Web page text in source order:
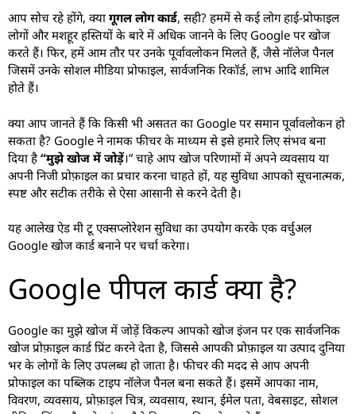
आप सोच रहे होंगे, क्या गूगल लोग कार्ड, सही? हममें से कई लोग हाई-प्रोफाइल
लोगों और मशहूर हस्तियों के बारे में अधिक जानने के लिए Google पर खोज
करते हैं। फिर, हमें आम तौर पर उनके पूर्वावलोकन मिलते हैं, जैसे नॉलेज पैनल
जिसमें उनके सोशल मीडिया प्रोफाइल, सार्वजनिक रिकॉर्ड, लाभ आदि शामिल
होते हैं।
क्या आप जानते हैं कि किसी भी असतत का Google पर समान पूर्वावलोकन हो
सकता है? Google ने नामक फीचर के माध्यम से इसे हमारे लिए संभव बना
दिया है“मुझे खोज में जोड़ें।” चाहे आप खोज परिणामों में अपने व्यवसाय या
अपनी निजी प्रोफ़ाइल का प्रचार करना चाहते हों, यह सुविधा आपको सूचनात्मक,
स्पष्ट और सटीक तरीके से ऐसा आसानी से करने देती है।
यह आलेख ऐड मी टू एक्सप्लोरेशन सुविधा का उपयोग करके एक वर्चुअल
Google खोज कार्ड बनाने पर चर्चा करेगा।
Google पीपल कार्ड क्या है?
Google का मुझे खोज में जोड़ें विकल्प आपको खोज इंजन पर एक सार्वजनिक
खोज प्रोफ़ाइल कार्ड प्रिंट करने देता है, जिससे आपकी प्रोफ़ाइल या उत्पाद दुनिया
भर के लोगों के लिए उपलब्ध हो जाता है। फीचर की मदद से आप अपनी
प्रोफाइल का पब्लिक टाइप नॉलेज पैनल बना सकते हैं। इसमें आपका नाम,
विवरण, व्यवसाय, प्रोफ़ाइल चित्र, व्यवसाय, स्थान, ईमेल पता, वेबसाइट, सोशल